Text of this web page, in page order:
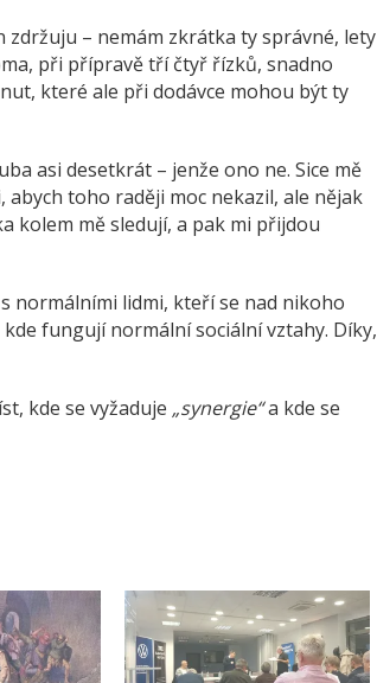
zdržuju – nemám zkrátka ty správné, lety
při přípravě tří čtyř řízků, snadno
které ale při dodávce mohou být ty
asi desetkrát – jenže ono ne. Sice mě
toho raději moc nekazil, ale nějak
kolem mě sledují, a pak mi přijdou
normálními lidmi, kteří se nad nikoho
fungují normální sociální vztahy. Díky,
kde se vyžaduje „synergie“a kde se